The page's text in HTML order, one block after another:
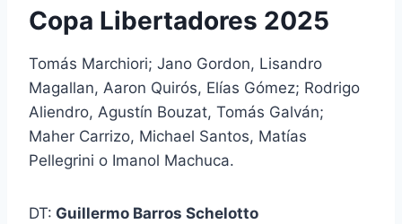
Copa Libertadores 2025
Tomás Marchiori; Jano Gordon, Lisandro
Magallan, Aaron Quirós, Elías Gómez; Rodrigo
Aliendro, Agustín Bouzat, Tomás Galván;
Maher Carrizo, Michael Santos, Matías
Pellegrini o Imanol Machuca.
DT: Guillermo Barros Schelotto